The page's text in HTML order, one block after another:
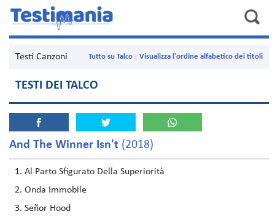
Testi Canzoni Visualizza l'ordine alfabetico dei titoli
Tutto su Talco
TESTI DEI TALCO
And The Winner Isn't (2018)
Al Parto Sfigurato Della Superiorità
Onda Immobile
Señor Hood